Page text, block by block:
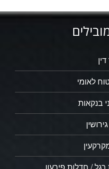
לאומי
בנקאות